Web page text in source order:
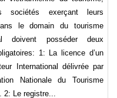
sociétés exerçant leurs
le domain du tourisme
doivent posséder deux
1: La licence d’un
International délivrée par
Nationale du Tourisme
2: Le registre...